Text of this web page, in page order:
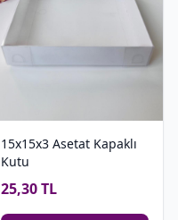
15x15x3 Asetat Kapaklı
Kutu
25,30 TL